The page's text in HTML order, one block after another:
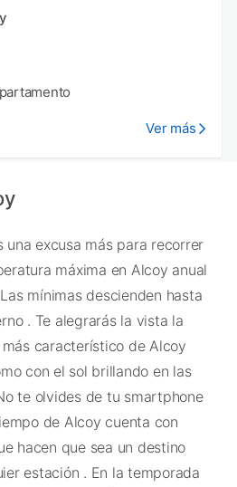
Ver más
una excusa más para recorrer
máxima en Alcoy anual
mínimas descienden hasta
. Te alegrarás la vista la
característico de Alcoy
con el sol brillando en las
te olvides de tu smartphone
de Alcoy cuenta con
hacen que sea un destino
estación . En la temporada